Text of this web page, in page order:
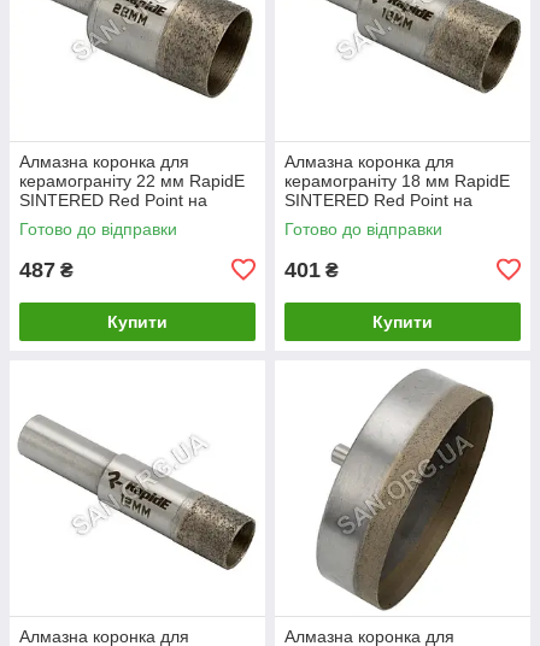
Алмазна коронка для
керамограніту 22 мм RapidE
SINTERED Red Point на
Дриль
Готово до відправки
487 ₴
Купити
Алмазна коронка для
керамограніту 18 мм RapidE
SINTERED Red Point на
Дриль
Готово до відправки
401 ₴
Купити
Алмазна коронка для
Алмазна коронка для